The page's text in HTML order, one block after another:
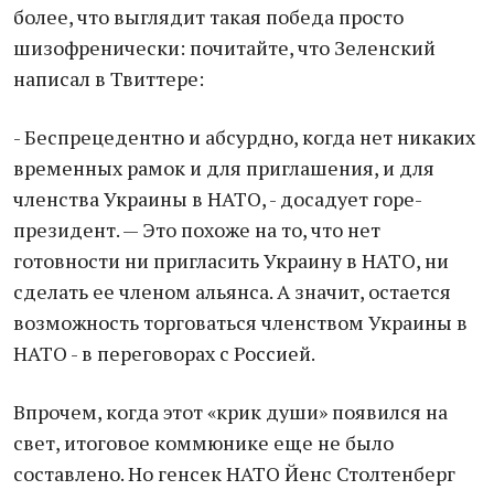
более, что выглядит такая победа просто
шизофренически: почитайте, что Зеленский
написал в Твиттере:
- Беспрецедентно и абсурдно, когда нет никаких
временных рамок и для приглашения, и для
членства Украины в НАТО, - досадует горе-
президент. — Это похоже на то, что нет
готовности ни пригласить Украину в НАТО, ни
сделать ее членом альянса. А значит, остается
возможность торговаться членством Украины в
НАТО - в переговорах с Россией.
Впрочем, когда этот «крик души» появился на
свет, итоговое коммюнике еще не было
составлено. Но генсек НАТО Йенс Столтенберг